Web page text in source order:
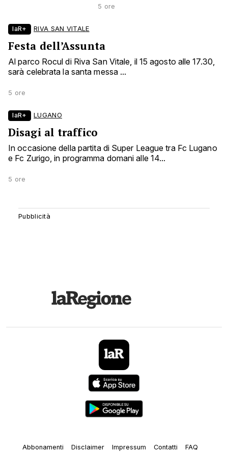
5 ore
laR+ RIVA SAN VITALE
Festa dell’Assunta
Al parco Rocul di Riva San Vitale, il 15 agosto alle 17.30,
sarà celebrata la santa messa ...
5 ore
laR+ LUGANO
Disagi al traffico
In occasione della partita di Super League tra Fc Lugano
e Fc Zurigo, in programma domani alle 14...
5 ore
Abbonamenti Disclaimer Impressum Contatti
FAQ